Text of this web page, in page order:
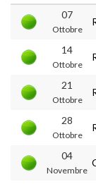
07
Ottobre
14
Ottobre
21
Ottobre
28
Ottobre
04
Novembre